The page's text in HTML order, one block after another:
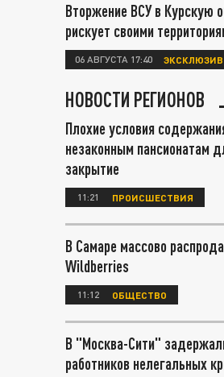
Вторжение ВСУ в Курскую
рискует своими
06 АВГУСТА 17:40 ЭКСКЛЮЗИВ
НОВОСТИ РЕГИОНОВ
Плохие условия
незаконным пансионатам
закрытие
11:21 ПРОИСШЕСТВИЯ
В Самаре массово
Wildberries
11:12 ОБЩЕСТВО
В "Москва-Сити"
работников нелегальных